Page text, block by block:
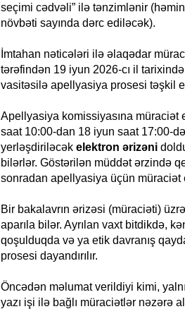
seçimi cədvəli” ilə tənzimlənir (həmin
növbəti sayında dərc ediləcək).
İmtahan nəticələri ilə əlaqədar
tərəfindən 19 iyun 2026-cı il
vasitəsilə apellyasiya prosesi təşkil
Apellyasiya komissiyasına müraciət
saat 10:00-dan 18 iyun saat 17:00-
yerləşdiriləcək elektron ərizəni
bilərlər. Göstərilən müddət ərzində
sonradan apellyasiya üçün müraciət
Bir bakalavrın ərizəsi (müraciəti)
aparıla bilər. Ayrılan vaxt bitdikdə,
qoşulduqda və ya etik davranış
prosesi dayandırılır.
Öncədən məlumat verildiyi kimi,
yazı işi ilə bağlı müraciətlər nəzərə